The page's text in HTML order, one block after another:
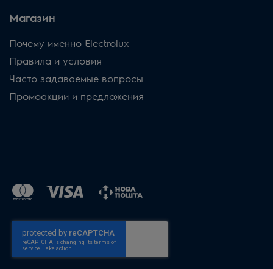
Магазин
Почему именно Electrolux
Правила и условия
Часто задаваемые вопросы
Промоакции и предложения